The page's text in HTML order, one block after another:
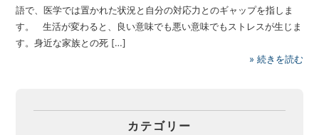
語で、医学では置かれた状況と自分の対応力とのギャップを指しま
す。 生活が変わると、良い意味でも悪い意味でもストレスが生じま
す。身近な家族との死 […]
» 続きを読む
カテゴリー